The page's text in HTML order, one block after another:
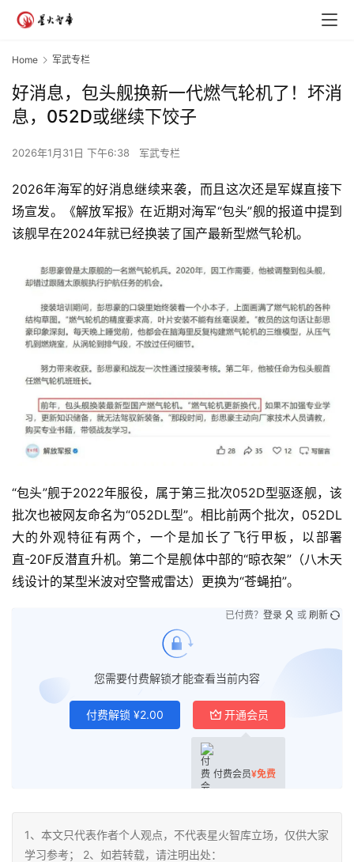
Home 军武专栏
好消息，包头舰换新一代燃气轮机了！坏消
息，052D或继续下饺子
2026年1月31日 下午6:38 军武专栏
2026年海军的好消息继续来袭，而且这次还是军媒直接下
场宣发。《解放军报》在近期对海军“包头”舰的报道中提到
该舰早在2024年就已经换装了国产最新型燃气轮机。
“包头”舰于2022年服役，属于第三批次052D型驱逐舰，该
批次也被网友命名为“052DL型”。相比前两个批次，052DL
大的外观特征有两个，一个是加长了飞行甲板，以部署
直-20F反潜直升机。第二个是舰体中部的“晾衣架”（八木天
线设计的某型米波对空警戒雷达）更换为“苍蝇拍”。
您需要付费解锁才能查看当前内容
付费解锁 ¥2.00 开通会员
付费会员¥免费
已付费？ 登录 或 刷新
1、本文只代表作者个人观点，不代表星火智库立场，仅供大家
学习参考； 2、如若转载，请注明出处：